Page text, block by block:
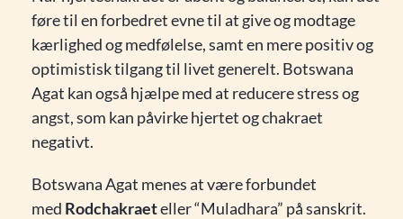
føre til en forbedret evne til at give og modtage
kærlighed og medfølelse, samt en mere positiv og
optimistisk tilgang til livet generelt. Botswana
Agat kan også hjælpe med at reducere stress og
angst, som kan påvirke hjertet og chakraet
negativt.
Botswana Agat menes at være forbundet
med Rodchakraeteller “Muladhara” på sanskrit.